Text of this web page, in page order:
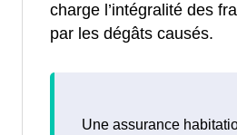
charge l’intégralité des
par les dégâts causés.
Une assurance